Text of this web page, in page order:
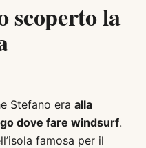
scoperto la
Stefano era alla
dove fare windsurf.
famosa per il